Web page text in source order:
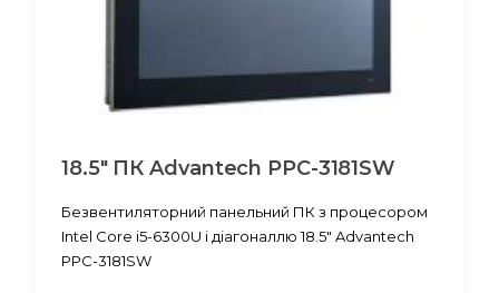
18.5" ПК Advantech PPC-3181SW
Безвентиляторний панельний ПК з процесором
Intel Core i5-6300U і діагоналлю 18.5" Advantech
PPC-3181SW